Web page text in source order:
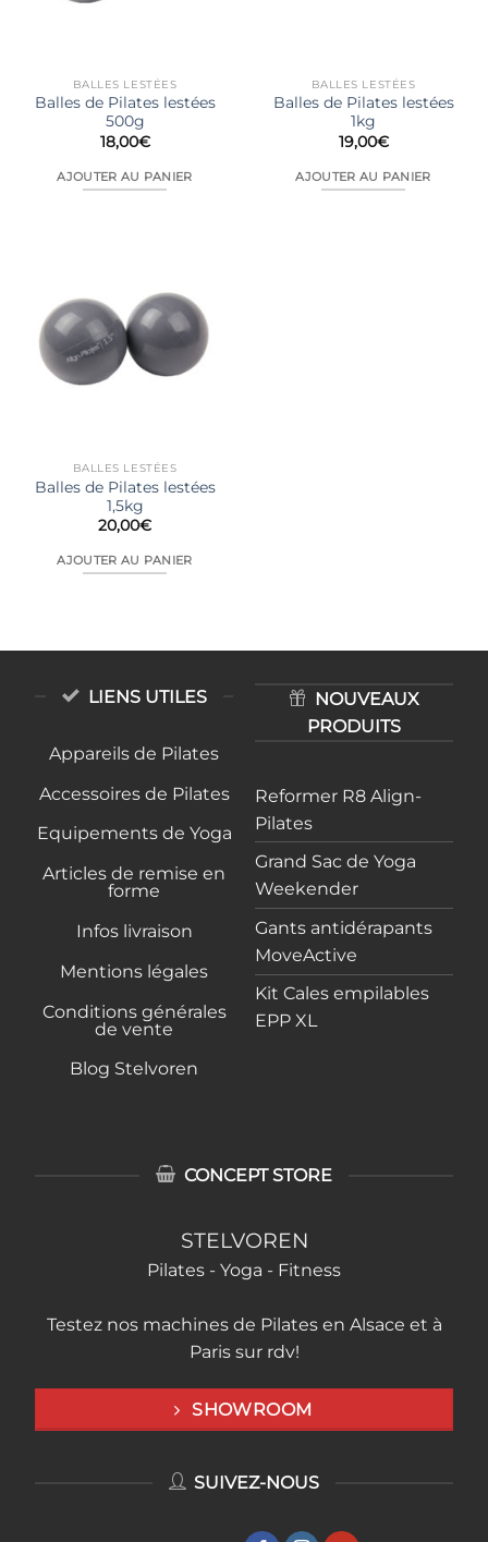
BALLES LESTÉES
Balles de Pilates lestées
500g
18,00€
AJOUTER AU PANIER
BALLES LESTÉES
Balles de Pilates lestées
1kg
19,00€
AJOUTER AU PANIER
BALLES LESTÉES
Balles de Pilates lestées
1,5kg
20,00€
AJOUTER AU PANIER
LIENS UTILES
Appareils de Pilates
Accessoires de Pilates
Equipements de Yoga
Articles de remise en
forme
Infos livraison
Mentions légales
Conditions générales
de vente
Blog Stelvoren
NOUVEAUX
PRODUITS
Reformer R8 Align-
Pilates
Grand Sac de Yoga
Weekender
Gants antidérapants
MoveActive
Kit Cales empilables
EPP XL
CONCEPT STORE
STELVOREN
Pilates - Yoga - Fitness
Testez nos machines de Pilates en Alsace et à
Paris sur rdv!
SHOWROOM
SUIVEZ-NOUS